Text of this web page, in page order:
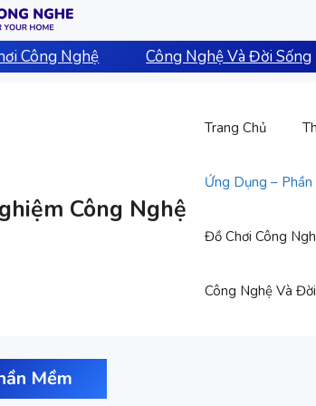
Công Nghệ Công Nghệ Và Đời Sống
Công Nghệ
Trang Chủ
Ứng Dụng – Phần
Đồ Chơi Công
Công Nghệ Và
Mềm